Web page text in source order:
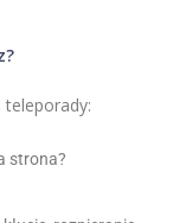
teleporady:
strona?